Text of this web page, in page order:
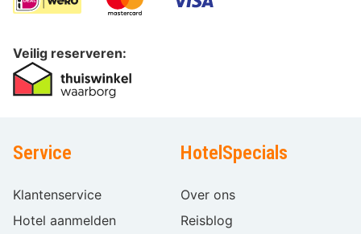
Veilig reserveren:
Service
Klantenservice
Hotel aanmelden
HotelSpecials
Over ons
Reisblog